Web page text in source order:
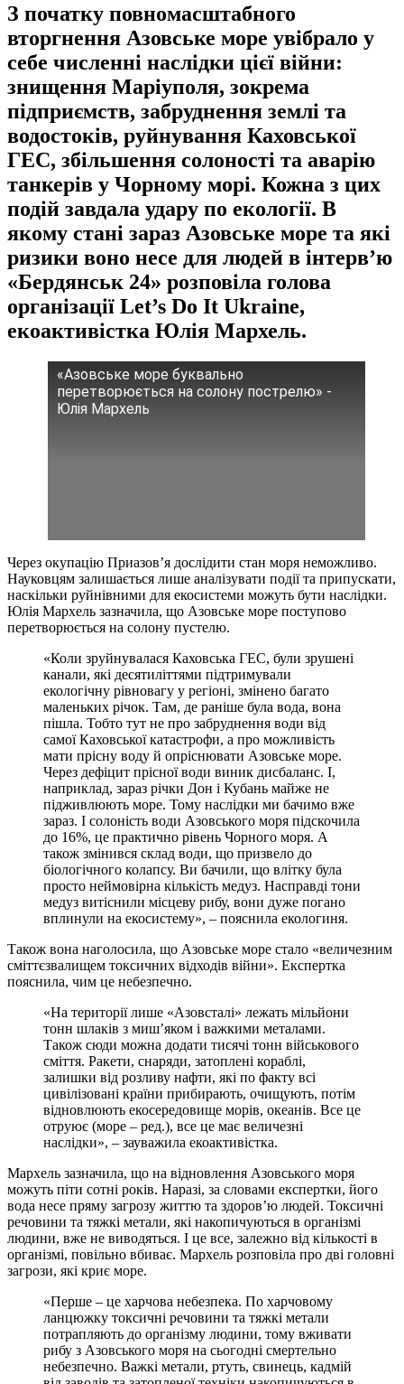
З початку повномасштабного
вторгнення Азовське море увібрало у
себе численні наслідки цієї війни:
знищення Маріуполя, зокрема
підприємств, забруднення землі та
водостоків, руйнування Каховської
ГЕС, збільшення солоності та аварію
танкерів у Чорному морі. Кожна з цих
подій завдала удару по екології. В
якому стані зараз Азовське море та які
ризики воно несе для людей в інтерв’ю
«Бердянськ 24» розповіла голова
організації Let’s Do It Ukraine,
екоактивістка Юлія Мархель.
«Азовське море буквально
перетворюється на солону пострелю» -
Юлія Мархель
Через окупацію Приазов’я дослідити стан моря неможливо.
Науковцям залишається лише аналізувати події та припускати,
наскільки руйнівними для екосистеми можуть бути наслідки.
Юлія Мархель зазначила, що Азовське море поступово
перетворюється на солону пустелю.
«Коли зруйнувалася Каховська ГЕС, були зрушені
канали, які десятиліттями підтримували
екологічну рівновагу у регіоні, змінено багато
маленьких річок. Там, де раніше була вода, вона
пішла. Тобто тут не про забруднення води від
самої Каховської катастрофи, а про можливість
мати прісну воду й опріснювати Азовське море.
Через дефіцит прісної води виник дисбаланс. І,
наприклад, зараз річки Дон і Кубань майже не
підживлюють море. Тому наслідки ми бачимо вже
зараз. І солоність води Азовського моря підскочила
до 16%, це практично рівень Чорного моря. А
також змінився склад води, що призвело до
біологічного колапсу. Ви бачили, що влітку була
просто неймовірна кількість медуз. Насправді тони
медуз витіснили місцеву рибу, вони дуже погано
вплинули на екосистему», – пояснила екологиня.
Також вона наголосила, що Азовське море стало «величезним
сміттєзвалищем токсичних відходів війни». Експертка
пояснила, чим це небезпечно.
«На території лише «Азовсталі» лежать мільйони
тонн шлаків з миш’яком і важкими металами.
Також сюди можна додати тисячі тонн військового
сміття. Ракети, снаряди, затоплені кораблі,
залишки від розливу нафти, які по факту всі
цивілізовані країни прибирають, очищують, потім
відновлюють екосередовище морів, океанів. Все це
отруює (море – ред.), все це має величезні
наслідки», – зауважила екоактивістка.
Мархель зазначила, що на відновлення Азовського моря
можуть піти сотні років. Наразі, за словами експертки, його
вода несе пряму загрозу життю та здоров’ю людей. Токсичні
речовини та тяжкі метали, які накопичуються в організмі
людини, вже не виводяться. І це все, залежно від кількості в
організмі, повільно вбиває. Мархель розповіла про дві головні
загрози, які криє море.
«Перше – це харчова небезпека. По харчовому
ланцюжку токсичні речовини та тяжкі метали
потрапляють до організму людини, тому вживати
рибу з Азовського моря на сьогодні смертельно
небезпечно. Важкі метали, ртуть, свинець, кадмій